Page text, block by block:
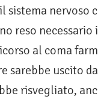
sistema nervoso
reso necessario
al coma
sarebbe uscito
risvegliato,